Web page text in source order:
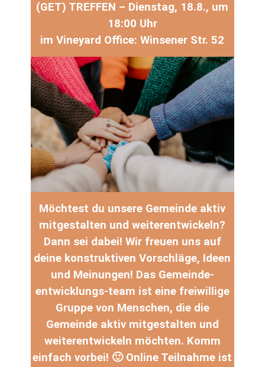
(GET) TREFFEN – Dienstag, 18.8., um
18:00 Uhr
im Vineyard Office: Winsener Str. 52
Möchtest du unsere Gemeinde aktiv
mitgestalten und weiterentwickeln?
Dann sei dabei! Wir freuen uns auf
deine konstruktiven Vorschläge, Ideen
und Meinungen! Das Gemeinde-
entwicklungs-team ist eine freiwillige
Gruppe von Menschen, die die
Gemeinde aktiv mitgestalten und
weiterentwickeln möchten. Komm
einfach vorbei! 🙂 Online Teilnahme ist